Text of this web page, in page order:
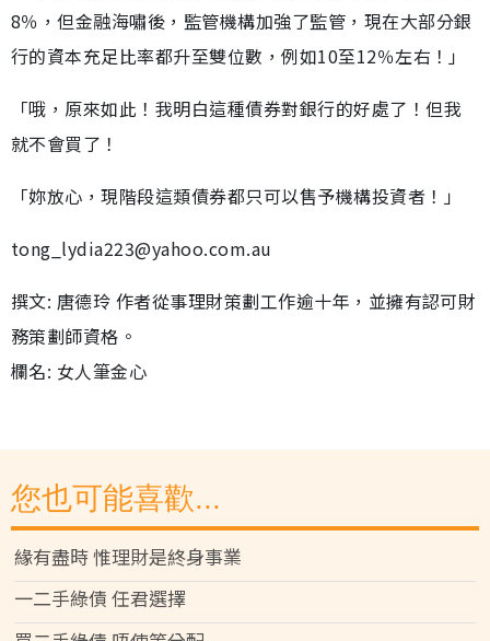
8％，但金融海嘯後，監管機構加強了監管，現在大部分銀
行的資本充足比率都升至雙位數，例如10至12％左右！」
「哦，原來如此！我明白這種債券對銀行的好處了！但我
就不會買了！
「妳放心，現階段這類債券都只可以售予機構投資者！」
tong_lydia223@yahoo.com.au
撰文: 唐德玲 作者從事理財策劃工作逾十年，並擁有認可財
務策劃師資格。
欄名: 女人筆金心
您也可能喜歡...
緣有盡時 惟理財是終身事業
一二手綠債 任君選擇